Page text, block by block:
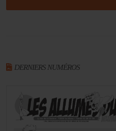
DERNIERS NUMÉROS